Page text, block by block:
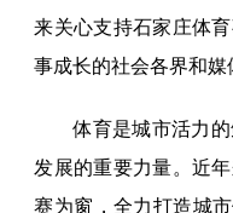
来关心支持石家庄体
事成长的社会各界和媒
体育是城市活力
发展的重要力量。近
赛为窗，全力打造城